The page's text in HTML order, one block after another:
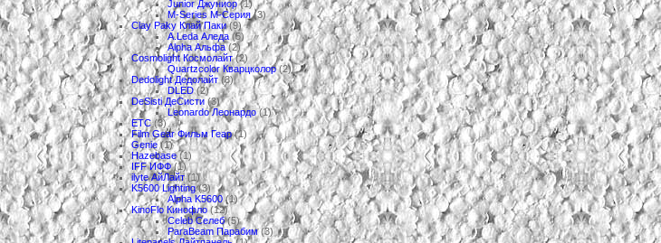
Junior Джуниор(1)
M-Series М-Серия(3)
Clay Paky Клай Паки(9)
A.Leda Аледа(5)
Alpha Альфа(2)
Cosmolight Космолайт(2)
Quartzcolor Кварцколор(2)
Dedolight Дедолайт(3)
DLED(2)
DeSisti ДеСисти(3)
Leonardo Леонардо(1)
ETC(3)
Film Gear Фильм Геар(1)
Genie(1)
Hazebase(1)
IFF ИФФ(1)
ilyte АйЛайт(1)
K5600 Lighting(3)
Alpha K5600(1)
KinoFlo Кинофло(12)
Celeb Селеб(5)
ParaBeam Парабим(3)